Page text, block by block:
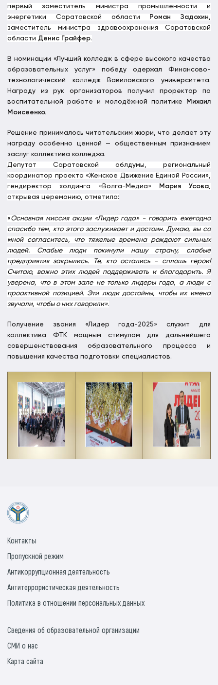
первый заместитель министра промышленности и
энергетики Саратовской области
Роман Задохин,
заместитель министра здравоохранения Саратовской
области Денис Грайфер.
В номинации «Лучший колледж в сфере высокого качества
образовательных услуг» победу одержал Финансово-
технологический колледж Вавиловского университета.
Награду из рук организаторов получил проректор по
воспитательной работе и молодёжной политике
Михаил
Моисеенко.
Решение принималось читательским жюри, что делает эту
награду особенно ценной — общественным признанием
заслуг коллектива колледжа.
Депутат Саратовской облдумы, региональный
координатор проекта «Женское Движение Единой России»,
гендиректор холдинга «Волга-Медиа»
Мария Усова,
открывая церемонию, отметила:
«Основная миссия акции «Лидер года» - говорить ежегодно
спасибо тем, кто этого заслуживает и достоин. Думаю, вы со
мной согласитесь, что тяжелые времена рождают сильных
людей. Слабые люди покинули нашу страну, слабые
предприятия закрылись. Те, кто остались - сплошь герои!
Считаю, важно этих людей поддерживать и благодарить. Я
уверена, что в этом зале не только лидеры года, а люди с
проактивной позицией. Эти люди достойны, чтобы их имена
звучали, чтобы о них говорили».
Получение звания «Лидер года-2025» служит для
коллектива ФТК мощным стимулом для дальнейшего
совершенствования образовательного процесса и
повышения качества подготовки специалистов.
Контакты
Пропускной режим
Антикоррупционная деятельность
Антитеррористическая деятельность
Политика в отношении персональных данных
Сведения об образовательной организации
СМИ о нас
Карта сайта